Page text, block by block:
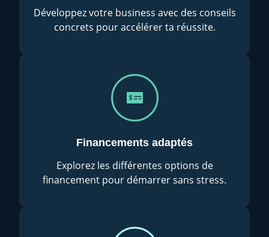
Développez votre business avec des conseils
concrets pour accélérer ta réussite.
Financements adaptés
Explorez les différentes options de
financement pour démarrer sans stress.